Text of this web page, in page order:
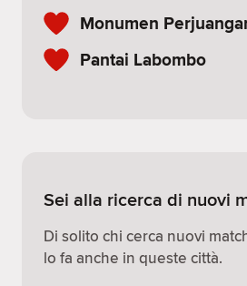
Monumen
Pantai Labombo
Sei alla ricerca di nuovi
Di solito chi cerca nuovi
lo fa anche in queste città.